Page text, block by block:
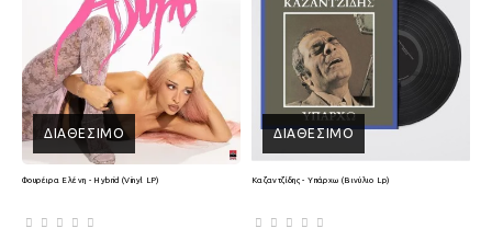
ΔΙΑΘΈΣΙΜΟ
Φουρέιρα Ελένη - Hybrid (Vinyl LP)
ΔΙΑΘΈΣΙΜΟ
Καζαντζίδης - Υπάρχω (Βινύλιο Lp)